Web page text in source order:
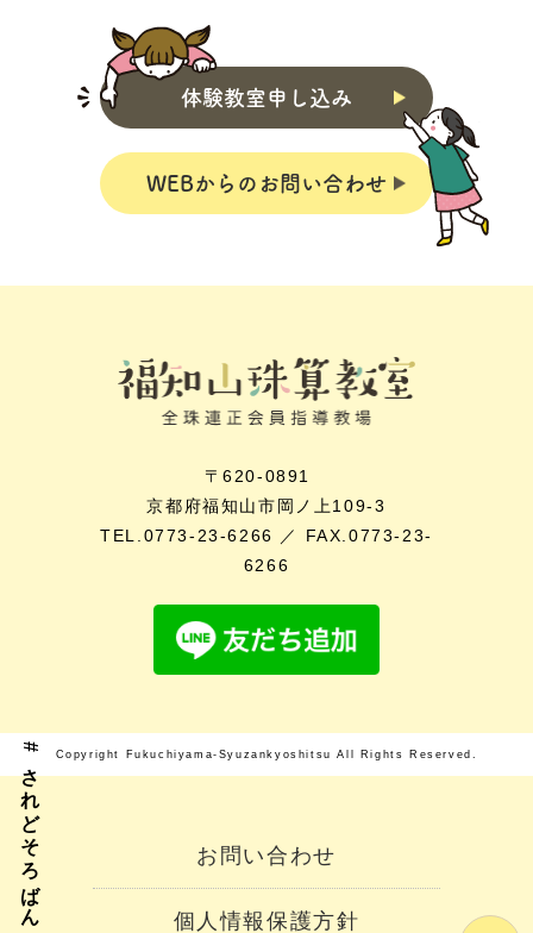
#されどそろばん
体験教室申し込み
WEBからのお問い合わせ
〒620-0891
京都府福知山市岡ノ上109-3
TEL.0773-23-6266 ／ FAX.0773-23-
6266
Copyright Fukuchiyama-Syuzankyoshitsu All Rights Reserved.
お問い合わせ
個人情報保護方針